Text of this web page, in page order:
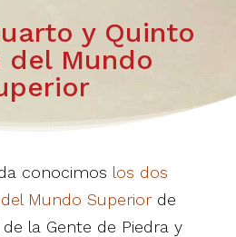
y Quinto
del Mundo
conocimos los dos
Mundo Superior de
de la Gente de Piedra y